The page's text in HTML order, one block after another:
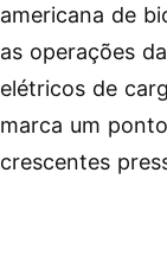
americana de
as operações
elétricos de
marca um
crescentes